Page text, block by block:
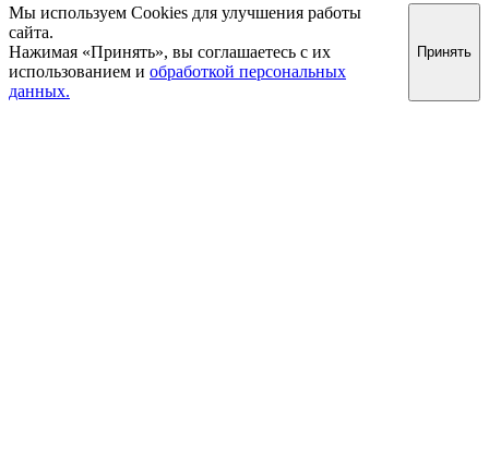
Мы используем Cookies для улучшения работы
сайта.
Нажимая «Принять», вы соглашаетесь с их
использованием и обработкой персональных
данных.
Принять